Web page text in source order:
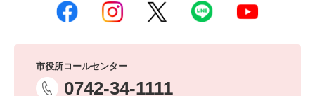
市役所コールセンター
0742-34-1111